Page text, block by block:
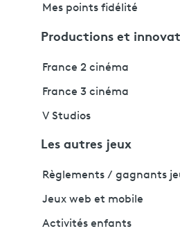
Mes points fidélité
Productions et
France 2 cinéma
France 3 cinéma
V Studios
Les autres jeux
Règlements / gagnants
Jeux web et mobile
Activités enfants